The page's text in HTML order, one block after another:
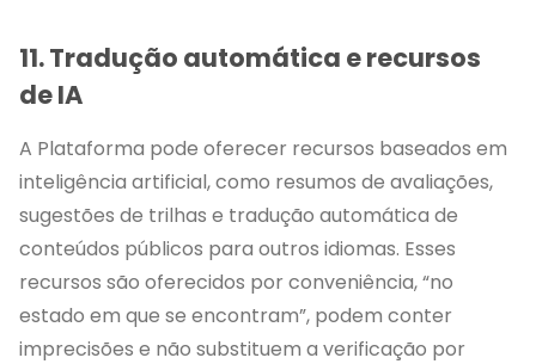
11. Tradução automática e recursos
de IA
A Plataforma pode oferecer recursos baseados em
inteligência artificial, como resumos de avaliações,
sugestões de trilhas e tradução automática de
conteúdos públicos para outros idiomas. Esses
recursos são oferecidos por conveniência, “no
estado em que se encontram”, podem conter
imprecisões e não substituem a verificação por